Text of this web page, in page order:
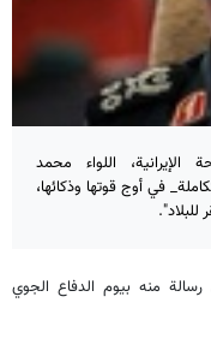
اللواء محمد
في أوج قوتها وذكائها،
منه بيوم الدفاع الجوي